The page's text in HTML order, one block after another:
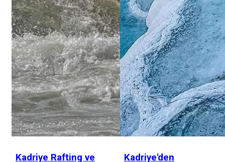
Kadriye Rafting ve
Kadriye'den